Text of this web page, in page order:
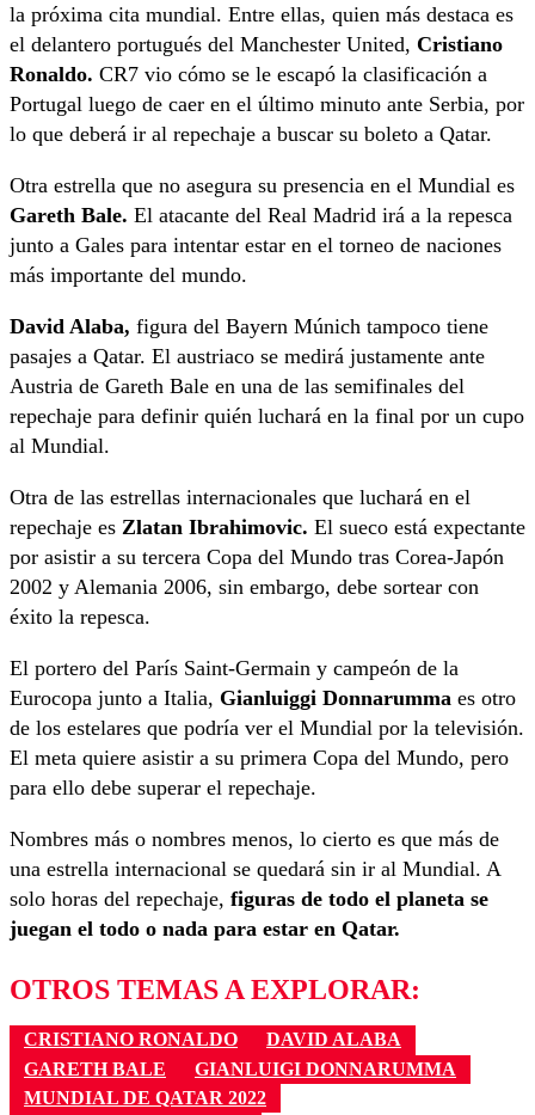
la próxima cita mundial. Entre ellas, quien más destaca es
el delantero portugués del Manchester United, Cristiano
Ronaldo. CR7 vio cómo se le escapó la clasificación a
Portugal luego de caer en el último minuto ante Serbia, por
lo que deberá ir al repechaje a buscar su boleto a Qatar.
Otra estrella que no asegura su presencia en el Mundial es
Gareth Bale. El atacante del Real Madrid irá a la repesca
junto a Gales para intentar estar en el torneo de naciones
más importante del mundo.
David Alaba, figura del Bayern Múnich tampoco tiene
pasajes a Qatar. El austriaco se medirá justamente ante
Austria de Gareth Bale en una de las semifinales del
repechaje para definir quién luchará en la final por un cupo
al Mundial.
Otra de las estrellas internacionales que luchará en el
repechaje es Zlatan Ibrahimovic. El sueco está expectante
por asistir a su tercera Copa del Mundo tras Corea-Japón
2002 y Alemania 2006, sin embargo, debe sortear con
éxito la repesca.
El portero del París Saint-Germain y campeón de la
Eurocopa junto a Italia, Gianluiggi Donnarumma es otro
de los estelares que podría ver el Mundial por la televisión.
El meta quiere asistir a su primera Copa del Mundo, pero
para ello debe superar el repechaje.
Nombres más o nombres menos, lo cierto es que más de
una estrella internacional se quedará sin ir al Mundial. A
solo horas del repechaje, figuras de todo el planeta se
juegan el todo o nada para estar en Qatar.
OTROS TEMAS A EXPLORAR:
CRISTIANO RONALDO
DAVID ALABA
GARETH BALE
GIANLUIGI DONNARUMMA
MUNDIAL DE QATAR 2022